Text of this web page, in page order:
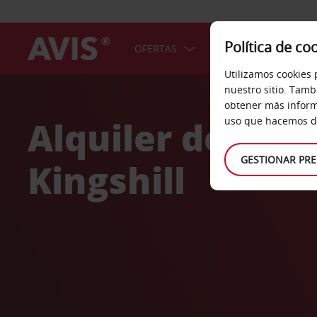
OFERTAS COCHES
Alquiler de
Kingshill
Política de
Utilizamos
nuestro sitio.
obtener más
uso que hacemos
GESTIONAR